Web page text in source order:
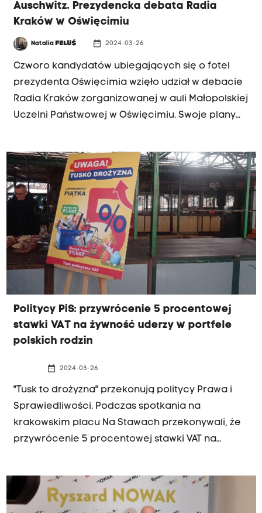
Auschwitz. Prezydencka debata Radia
Kraków w Oświęcimiu
Natalia FELUŚ date_range 2024-03-26
Czworo kandydatów ubiegających się o fotel
prezydenta Oświęcimia wzięło udział w debacie
Radia Kraków zorganizowanej w auli Małopolskiej
Uczelni Państwowej w Oświęcimiu. Swoje plany
wyborczego Oświęcim Miasto Perspektyw,
obecnie urzędujący prezydent Janusz Chwierut,
który ubiega się o kolejną reelekcję, a także
Jakub Przewoźnik, radny miejski z Prawa i
Sprawiedliwości oraz Maciej Klima z komitetu
Koalicja Obywatelsko-Samorządowa KOS 2018.
Politycy PiS: przywrócenie 5 procentowej
stawki VAT na żywność uderzy w portfele
polskich rodzin
date_range 2024-03-26
"Tusk to drożyzna" przekonują politycy Prawa i
Sprawiedliwości. Podczas spotkania na
krakowskim placu Na Stawach przekonywali, że
przywrócenie 5 procentowej stawki VAT na